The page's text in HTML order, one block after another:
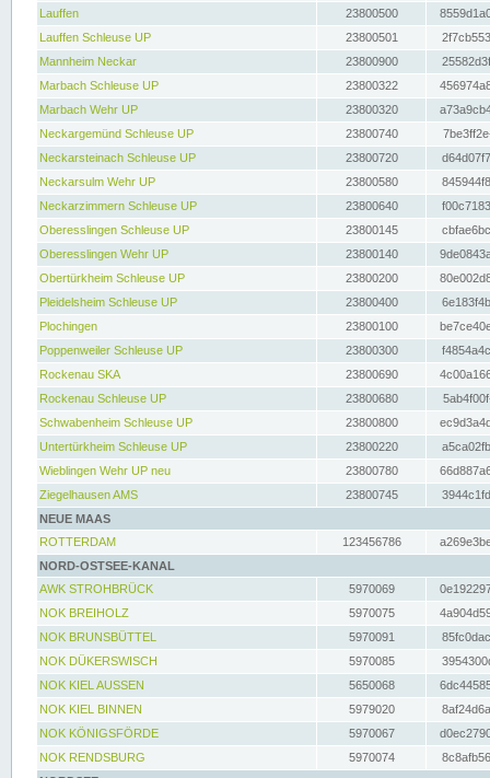
Lauffen
23800500
Lauffen Schleuse UP
23800501
Mannheim Neckar
23800900
Marbach Schleuse UP
23800322
Marbach Wehr UP
23800320
Neckargemünd Schleuse UP
23800740
Neckarsteinach Schleuse UP
23800720
Neckarsulm Wehr UP
23800580
Neckarzimmern Schleuse UP
23800640
Oberesslingen Schleuse UP
23800145
Oberesslingen Wehr UP
23800140
Obertürkheim Schleuse UP
23800200
Pleidelsheim Schleuse UP
23800400
Plochingen
23800100
Poppenweiler Schleuse UP
23800300
Rockenau SKA
23800690
Rockenau Schleuse UP
23800680
Schwabenheim Schleuse UP
23800800
Untertürkheim Schleuse UP
23800220
Wieblingen Wehr UP neu
23800780
Ziegelhausen AMS
23800745
NEUE MAAS
ROTTERDAM
123456786
NORD-OSTSEE-KANAL
AWK STROHBRÜCK
5970069
NOK BREIHOLZ
5970075
NOK BRUNSBÜTTEL
5970091
NOK DÜKERSWISCH
5970085
NOK KIEL AUSSEN
5650068
NOK KIEL BINNEN
5979020
NOK KÖNIGSFÖRDE
5970067
NOK RENDSBURG
5970074